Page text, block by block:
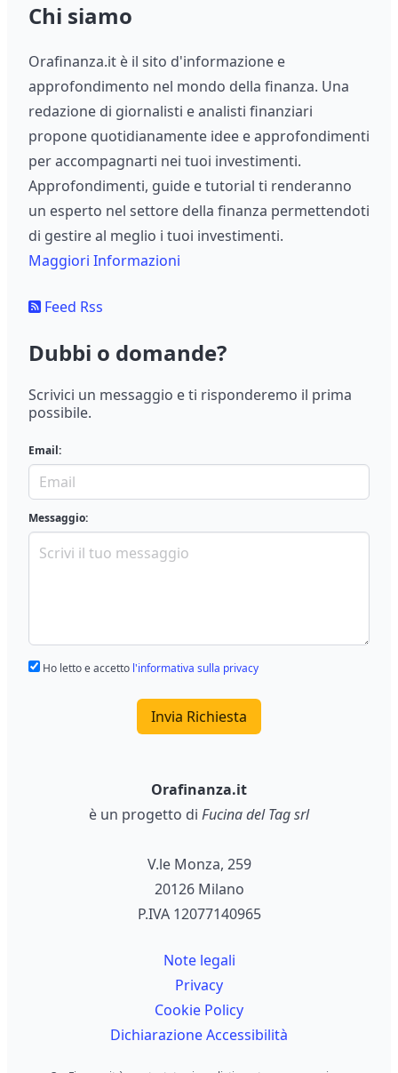
Chi siamo
Orafinanza.it è il sito d'informazione e
approfondimento nel mondo della finanza. Una
redazione di giornalisti e analisti finanziari
propone quotidianamente idee e approfondimenti
per accompagnarti nei tuoi investimenti.
Approfondimenti, guide e tutorial ti renderanno
un esperto nel settore della finanza permettendoti
di gestire al meglio i tuoi investimenti.
Maggiori Informazioni
Feed Rss
Dubbi o domande?
Scrivici un messaggio e ti risponderemo il prima
possibile.
Email:
Messaggio:
Ho letto e accetto l'informativa sulla privacy
Invia Richiesta
Orafinanza.it
è un progetto di Fucina del Tag srl
V.le Monza, 259
20126 Milano
P.IVA 12077140965
Note legali
Privacy
Cookie Policy
Dichiarazione Accessibilità